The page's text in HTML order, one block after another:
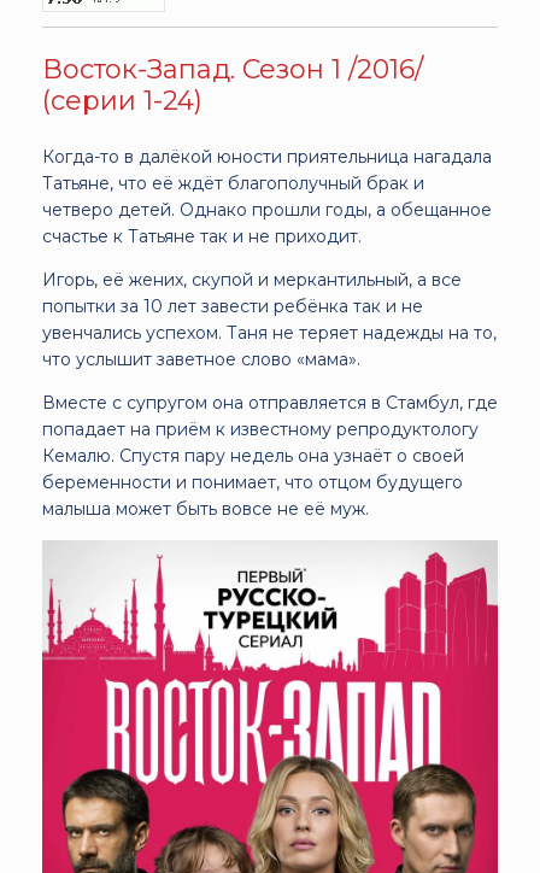
Восток-Запад. Сезон 1 /2016/
(серии 1-24)
Когда-то в далёкой юности приятельница нагадала
Татьяне, что её ждёт благополучный брак и
четверо детей. Однако прошли годы, а обещанное
счастье к Татьяне так и не приходит.
Игорь, её жених, скупой и меркантильный, а все
попытки за 10 лет завести ребёнка так и не
увенчались успехом. Таня не теряет надежды на то,
что услышит заветное слово «мама».
Вместе с супругом она отправляется в Стамбул, где
попадает на приём к известному репродуктологу
Кемалю. Спустя пару недель она узнаёт о своей
беременности и понимает, что отцом будущего
малыша может быть вовсе не её муж.